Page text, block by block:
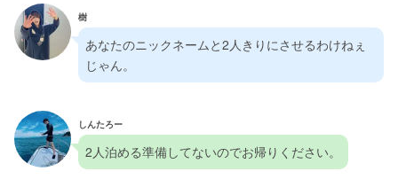
樹
あなたのニックネームと2人きりにさせるわけねぇ
じゃん。
しんたろー
2人泊める準備してないのでお帰りください。